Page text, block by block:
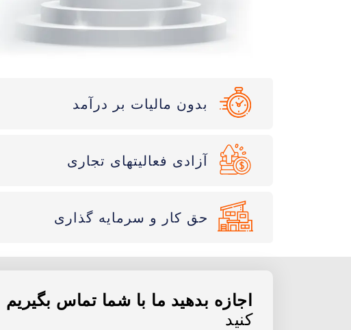
بدون مالیات بر درآمد
آزادی فعالیتهای تجاری
حق کار و سرمایه گذاری
اجازه بدهید ما با شما تماس بگیریم
کنید